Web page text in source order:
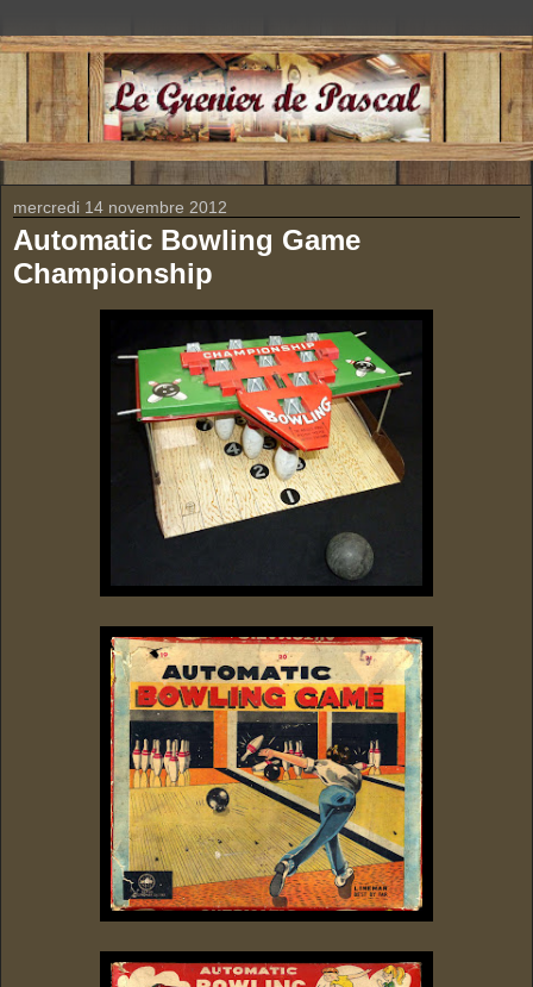
mercredi 14 novembre 2012
Automatic Bowling Game
Championship